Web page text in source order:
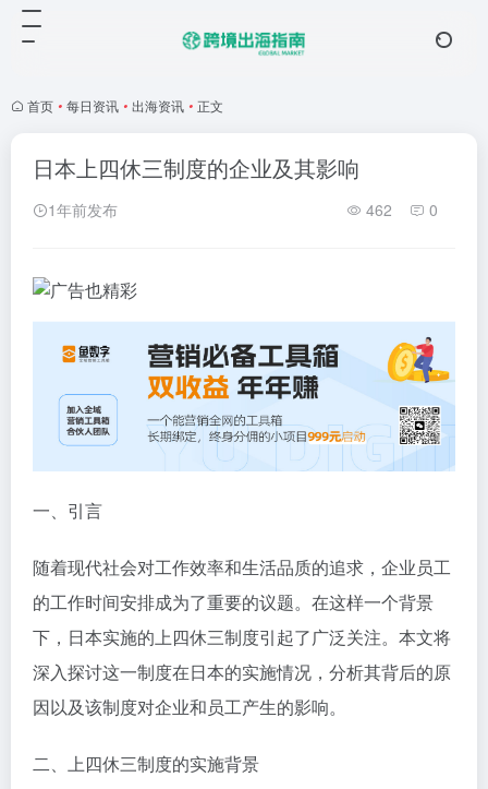
首页 • 每日资讯 • 出海资讯 • 正文
日本上四休三制度的企业及其影响
1年前发布 462 0
一、引言
随着现代社会对工作效率和生活品质的追求，企业员工
的工作时间安排成为了重要的议题。在这样一个背景
下，日本实施的上四休三制度引起了广泛关注。本文将
深入探讨这一制度在日本的实施情况，分析其背后的原
因以及该制度对企业和员工产生的影响。
二、上四休三制度的实施背景